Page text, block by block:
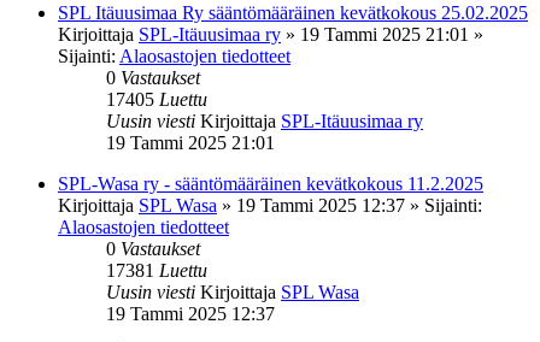
SPL Itäuusimaa Ry sääntömääräinen kevätkokous 25.02.2025
Kirjoittaja SPL-Itäuusimaa ry » 19 Tammi 2025 21:01 »
Sijainti: Alaosastojen tiedotteet
0 Vastaukset
17405 Luettu
Uusin viesti Kirjoittaja SPL-Itäuusimaa ry
19 Tammi 2025 21:01
SPL-Wasa ry - sääntömääräinen kevätkokous 11.2.2025
Kirjoittaja SPL Wasa » 19 Tammi 2025 12:37 » Sijainti:
Alaosastojen tiedotteet
0 Vastaukset
17381 Luettu
Uusin viesti Kirjoittaja SPL Wasa
19 Tammi 2025 12:37